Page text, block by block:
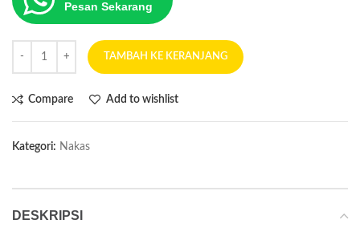
Pesan Sekarang
TAMBAH KE KERANJANG
Compare Add to wishlist
Kategori: Nakas
DESKRIPSI